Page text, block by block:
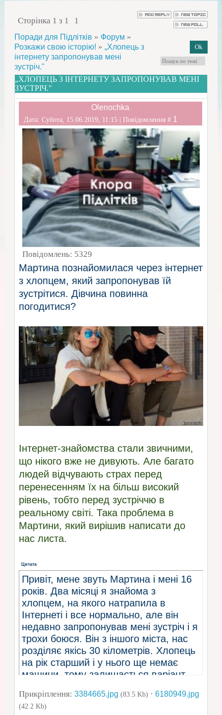
Сторінка 1 з 1 1
Поради для Підлітків » Форум »
Розкажи свою історію! » „Хлопець з
інтернету запропонував мені
зустріч."
„ХЛОПЕЦЬ З ІНТЕРНЕТУ ЗАПРОПОНУВАВ МЕНІ
ЗУСТРІЧ."
Olenochka
Дата: Субота, 15.06.2019, 11:15 | Повідомлення # 1
Повідомлень: 5329
Мартина познайомилася через інтернет
з хлопцем, який запропонував їй
зустрітися. Дівчина повинна
погодитися?
Інтернет-знайомства стали звичними,
що нікого вже не дивують. Але багато
людей відчувають страх перед
перенесенням їх на більш високий
рівень, тобто перед зустріччю в
реальному світі. Така проблема в
Мартини, який вирішив написати до
нас листа.
Цитата
Привіт, мене звуть Мартина і мені 16
років. Два місяці я знайома з
хлопцем, на якого натрапила в
Інтернеті і все нормально, але він
недавно запропонував мені зустріч і я
трохи боюся. Він з іншого міста, нас
розділяє якісь 30 кілометрів. Хлопець
на рік старший і у нього ще немає
машини, тому залишається варіант
запропонував, щоб я приїхала до
нього і, перш ніж я подумала, то я
Прикріплення: 3384665.jpg (83.5 Kb) · 6180949.jpg
(42.2 Kb)